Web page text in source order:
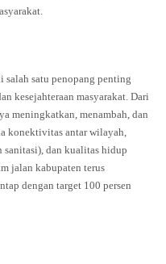
salah satu penopang penting
kesejahteraan masyarakat. Dari
meningkatkan, menambah, dan
konektivitas antar wilayah,
sanitasi), dan kualitas hidup
jalan kabupaten terus
dengan target 100 persen